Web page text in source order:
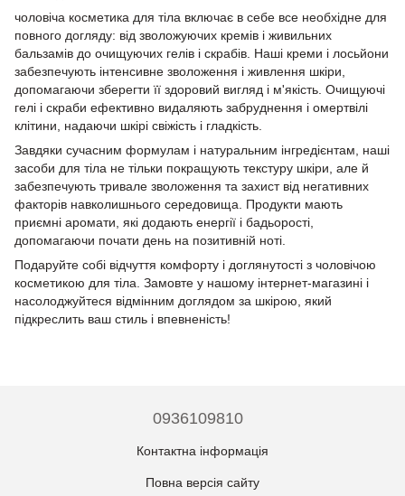
чоловіча косметика для тіла включає в себе все необхідне для
повного догляду: від зволожуючих кремів і живильних
бальзамів до очищуючих гелів і скрабів. Наші креми і лосьйони
забезпечують інтенсивне зволоження і живлення шкіри,
допомагаючи зберегти її здоровий вигляд і м'якість. Очищуючі
гелі і скраби ефективно видаляють забруднення і омертвілі
клітини, надаючи шкірі свіжість і гладкість.
Завдяки сучасним формулам і натуральним інгредієнтам, наші
засоби для тіла не тільки покращують текстуру шкіри, але й
забезпечують тривале зволоження та захист від негативних
факторів навколишнього середовища. Продукти мають
приємні аромати, які додають енергії і бадьорості,
допомагаючи почати день на позитивній ноті.
Подаруйте собі відчуття комфорту і доглянутості з чоловічою
косметикою для тіла. Замовте у нашому інтернет-магазині і
насолоджуйтеся відмінним доглядом за шкірою, який
підкреслить ваш стиль і впевненість!
0936109810
Контактна інформація
Повна версія сайту